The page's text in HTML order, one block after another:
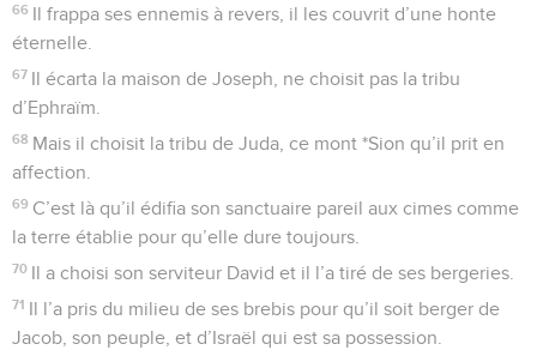
66 Il frappa ses ennemis à revers, il les couvrit d’une honte
éternelle.
67 Il écarta la maison de Joseph, ne choisit pas la tribu
d’Ephraïm.
68 Mais il choisit la tribu de Juda, ce mont *Sion qu’il prit en
affection.
69 C’est là qu’il édifia son sanctuaire pareil aux cimes comme
la terre établie pour qu’elle dure toujours.
70 Il a choisi son serviteur David et il l’a tiré de ses bergeries.
71 Il l’a pris du milieu de ses brebis pour qu’il soit berger de
Jacob, son peuple, et d’Israël qui est sa possession.